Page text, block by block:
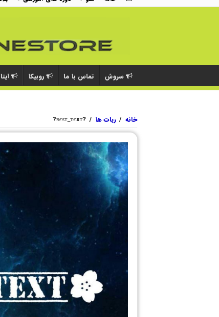
سروش تماس با ما روبیکا ایتا
خانه / ربات ها /
?вєѕт_тєxт?